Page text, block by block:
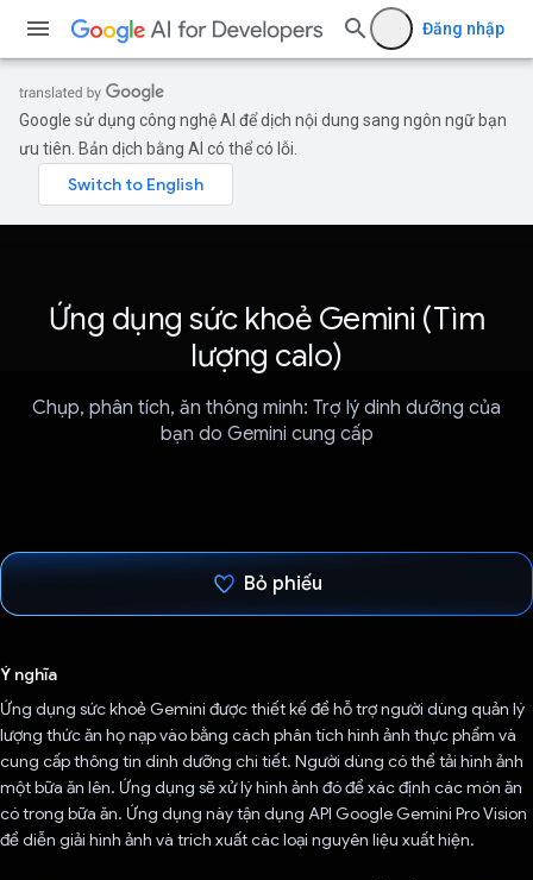
Đăng nhập
Google sử dụng công nghệ AI để dịch nội dung sang ngôn ngữ bạn
ưu tiên. Bản dịch bằng AI có thể có lỗi.
Ứng dụng sức khoẻ Gemini (Tìm
lượng calo)
Chụp, phân tích, ăn thông minh: Trợ lý dinh dưỡng của
bạn do Gemini cung cấp
Bỏ phiếu
Ý nghĩa
Ứng dụng sức khoẻ Gemini được thiết kế để hỗ trợ người dùng quản lý
lượng thức ăn họ nạp vào bằng cách phân tích hình ảnh thực phẩm và
cung cấp thông tin dinh dưỡng chi tiết. Người dùng có thể tải hình ảnh
một bữa ăn lên. Ứng dụng sẽ xử lý hình ảnh đó để xác định các món ăn
có trong bữa ăn. Ứng dụng này tận dụng API Google Gemini Pro Vision
để diễn giải hình ảnh và trích xuất các loại nguyên liệu xuất hiện.